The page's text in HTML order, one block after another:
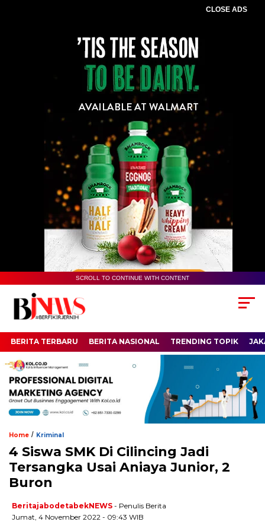
CLOSE ADS
SCROLL TO CONTINUE WITH CONTENT
BERITA TERBARU BERITA NASIONAL TRENDING TOPIK
Home / Kriminal
4 Siswa SMK Di Cilincing Jadi
Tersangka Usai Aniaya Junior, 2
Buron
BeritajabodetabekNEWS - Penulis Berita
Jumat, 4 November 2022 - 09:43 WIB